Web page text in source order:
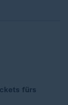
fürs